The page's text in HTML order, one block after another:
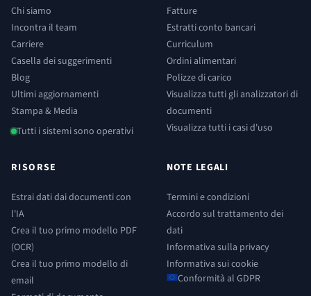
Chi siamo
Incontra il team
Carriere
Casella dei suggerimenti
Blog
Ultimi aggiornamenti
Stampa & Media
Tutti i sistemi sono operativi
Fatture
Estratti conto bancari
Curriculum
Ordini alimentari
Polizze di carico
Visualizza tutti gli analizzatori di
documenti
Visualizza tutti i casi d'uso
RISORSE
Estrai dati dai documenti con
l'IA
Crea il tuo primo modello PDF
(OCR)
Crea il tuo primo modello di
email
NOTE LEGALI
Termini e condizioni
Accordo sul trattamento dei
dati
Informativa sulla privacy
Informativa sui cookie
Conformità al GDPR